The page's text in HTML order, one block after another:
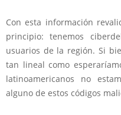
Con esta información
principio: tenemos
usuarios de la región. Si
tan lineal como
latinoamericanos no
alguno de estos códigos